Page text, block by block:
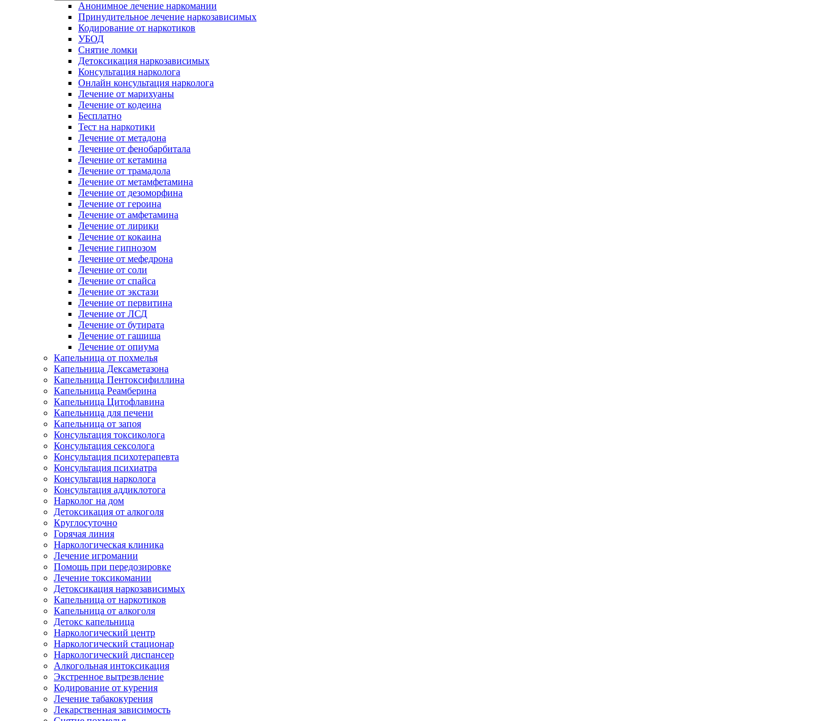
Анонимное лечение наркомании
Принудительное лечение наркозависимых
Кодирование от наркотиков
УБОД
Снятие ломки
Детоксикация наркозависимых
Консультация нарколога
Онлайн консультация нарколога
Лечение от марихуаны
Лечение от кодеина
Бесплатно
Тест на наркотики
Лечение от метадона
Лечение от фенобарбитала
Лечение от кетамина
Лечение от трамадола
Лечение от метамфетамина
Лечение от дезоморфина
Лечение от героина
Лечение от амфетамина
Лечение от лирики
Лечение от кокаина
Лечение гипнозом
Лечение от мефедрона
Лечение от соли
Лечение от спайса
Лечение от экстази
Лечение от первитина
Лечение от ЛСД
Лечение от бутирата
Лечение от гашиша
Лечение от опиума
Капельница от похмелья
Капельница Дексаметазона
Капельница Пентоксифиллина
Капельница Реамберина
Капельница Цитофлавина
Капельница для печени
Капельница от запоя
Консультация токсиколога
Консультация сексолога
Консультация психотерапевта
Консультация психиатра
Консультация нарколога
Консультация аддиклотога
Нарколог на дом
Детоксикация от алкоголя
Круглосуточно
Горячая линия
Наркологическая клиника
Лечение игромании
Помощь при передозировке
Лечение токсикомании
Детоксикация наркозависимых
Капельница от наркотиков
Капельница от алкоголя
Детокс капельница
Наркологический центр
Наркологический стационар
Наркологический диспансер
Алкогольная интоксикация
Экстренное вытрезвление
Кодирование от курения
Лечение табакокурения
Лекарственная зависимость